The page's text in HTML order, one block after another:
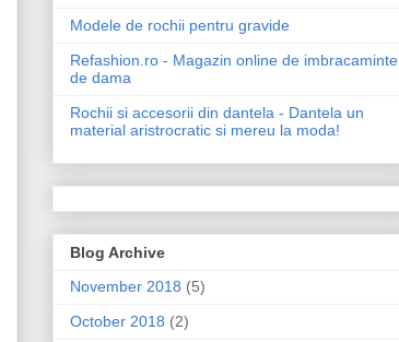
Modele de rochii pentru gravide
Refashion.ro - Magazin online de imbracaminte
de dama
Rochii si accesorii din dantela - Dantela un
material aristrocratic si mereu la moda!
Blog Archive
November 2018 (5)
October 2018 (2)